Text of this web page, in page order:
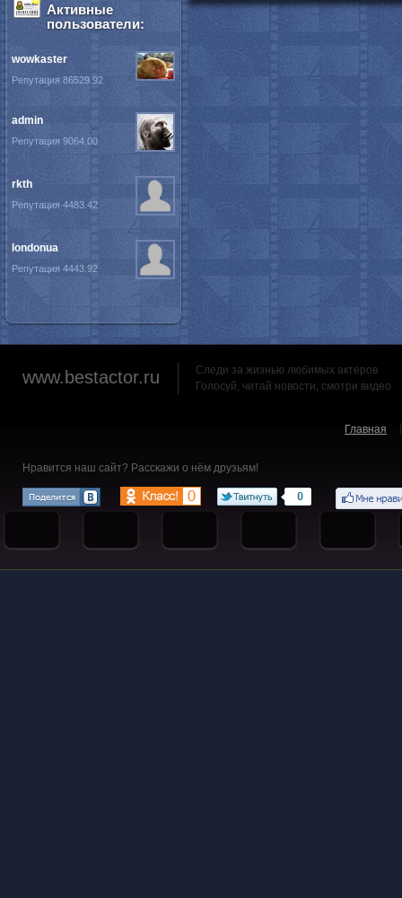
Активные
пользователи:
wowkaster
Репутация 86529.92
admin
Репутация 9064.00
rkth
Репутация 4483.42
londonua
Репутация 4443.92
www.bestactor.ru
Следи за жизнью любимых актеров
Голосуй, читай новости, смотри видео
Главная
Нравится наш сайт? Расскажи о нём друзьям!